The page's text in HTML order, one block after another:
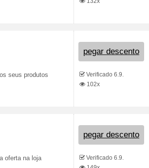
seus produtos
pegar descento
Verificado 6.9.
102x
oferta na loja
pegar descento
Verificado 6.9.